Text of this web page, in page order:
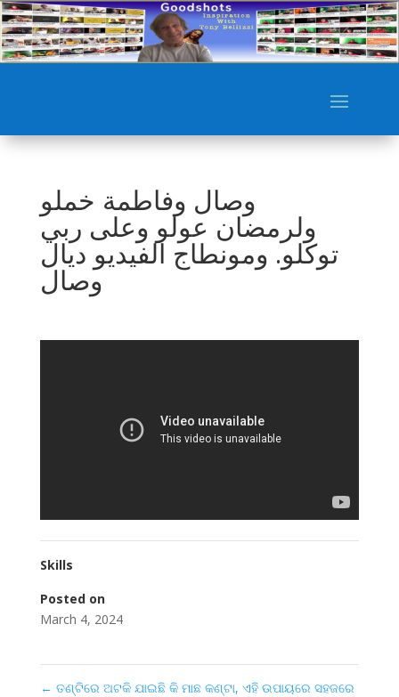
وصال وفاطمة خملو
ولرمضان عولو وعلى ربي
توكلو. ومونطاج الفيديو ديال
وصال
Skills
Posted on
March 4, 2024
← ତଣ୍ଟିରେ ଅଟକି ଯାଇଛି କି ମାଛ କଣ୍ଟା, ଏହି ଉପାୟରେ ସହଜରେ